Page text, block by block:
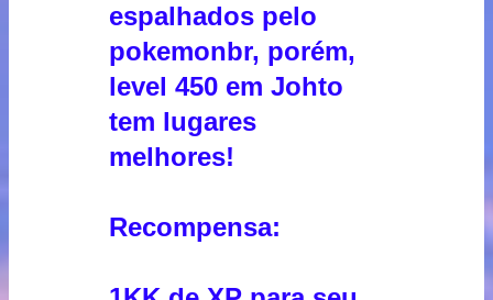
espalhados pelo
pokemonbr, porém,
level 450 em Johto
tem lugares
melhores!
Recompensa: